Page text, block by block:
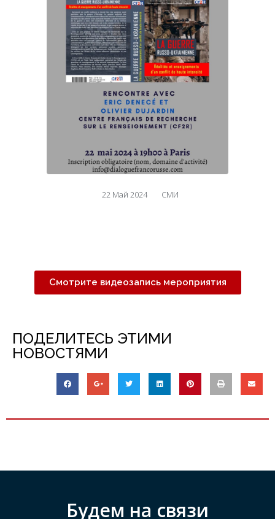
22 Май 2024 СМИ
Смотрите видеозапись мероприятия
ПОДЕЛИТЕСЬ ЭТИМИ
НОВОСТЯМИ
Будем на связи